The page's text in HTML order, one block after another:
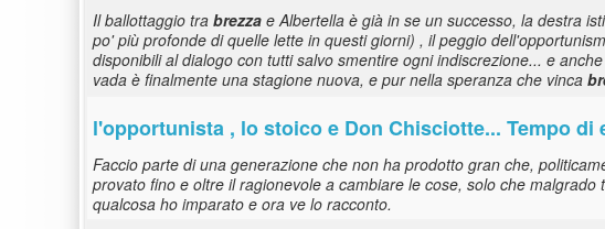
Il ballottaggio tra brezza e Albertella è già in se un successo, la destra
po' più profonde di quelle lette in questi giorni) , il peggio
disponibili al dialogo con tutti salvo smentire ogni indiscrezione... e
vada è finalmente una stagione nuova, e pur nella speranza che vinca
l'opportunista , lo stoico e Don Chisciotte... Tempo di
Faccio parte di una generazione che non ha prodotto gran che,
provato fino e oltre il ragionevole a cambiare le cose, solo che
qualcosa ho imparato e ora ve lo racconto.